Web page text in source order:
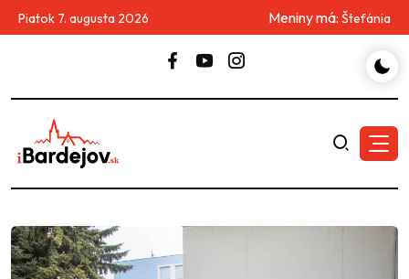
Piatok 7. augusta 2026 Meniny má: Štefánia